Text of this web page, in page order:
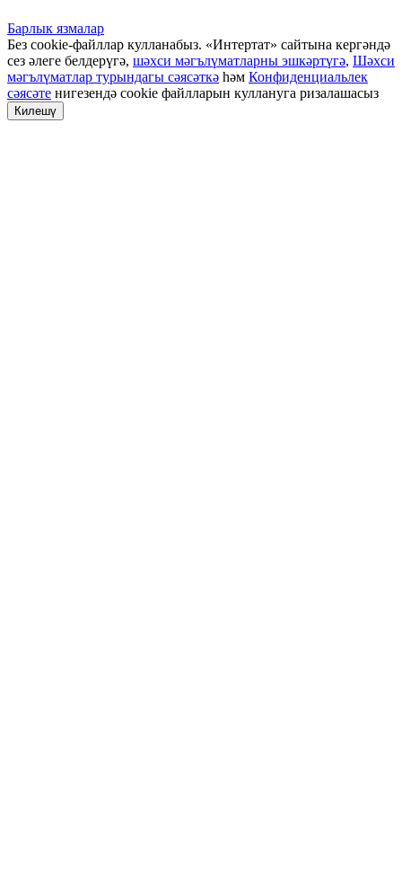
Барлык язмалар
Без cookie-файллар кулланабыз. «Интертат» сайтына кергәндә
сез әлеге белдерүгә, шәхси мәгълүматларны эшкәртүгә, Шәхси
мәгълүматлар турындагы сәясәткә һәм Конфиденциальлек
сәясәте нигезендә cookie файлларын куллануга ризалашасыз
Килешү